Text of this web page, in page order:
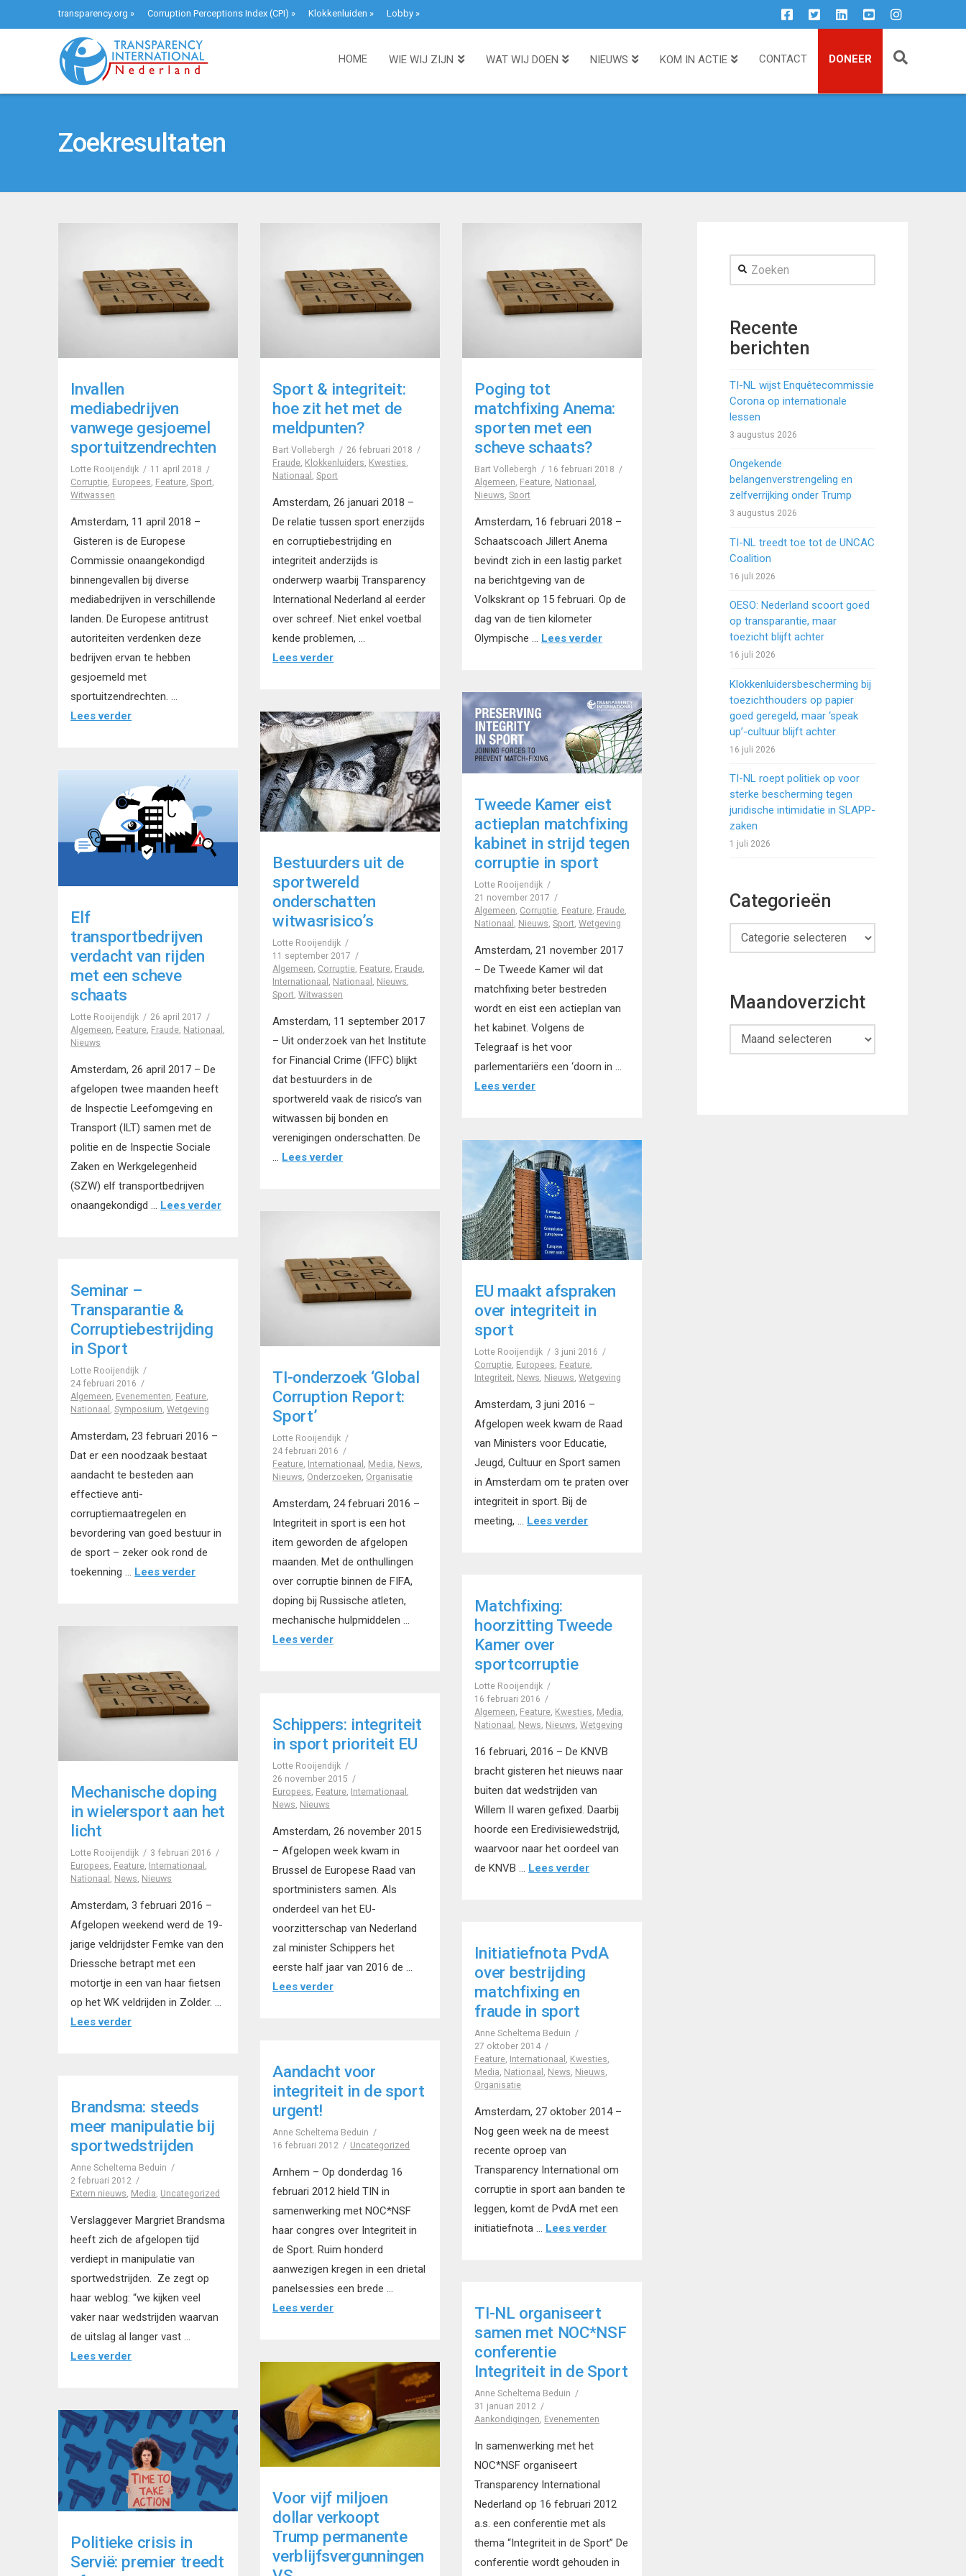
transparency.org » Corruption Perceptions Index (CPI) » Klokkenluiden » Lobby»
HOME WIE WIJ ZIJN WAT WIJ DOEN NIEUWS KOM IN ACTIE CONTACT DONEER
Zoekresultaten
Invallen
mediabedrijven
vanwege gesjoemel
sportuitzendrechten
Lotte Rooijendijk
11 april 2018
Corruptie, Europees, Feature,Sport,
Witwassen
Amsterdam, 11 april 2018 –
Gisteren is de Europese
Commissie onaangekondigd
binnengevallen bij diverse
mediabedrijven in verschillende
landen. De Europese antitrust
autoriteiten verdenken deze
bedrijven ervan te hebben
gesjoemeld met
sportuitzendrechten. …
Lees verder
Sport & integriteit:
hoe zit het met de
meldpunten?
Bart Vollebergh
26 februari 2018
Fraude, Klokkenluiders, Kwesties,
Nationaal ,Sport
Amsterdam, 26 januari 2018 –
De relatie tussen sport enerzijds
en corruptiebestrijding en
integriteit anderzijds is
onderwerp waarbij Transparency
International Nederland al eerder
over schreef. Niet enkel voetbal
kende problemen, …
Lees verder
Poging tot
matchfixing Anema:
sporten met een
scheve schaats?
Bart Vollebergh
16 februari 2018
Algemeen, Feature, Nationaal ,
Nieuws,Sport
Amsterdam, 16 februari 2018 –
Schaatscoach Jillert Anema
bevindt zich in een lastig parket
na berichtgeving van de
Volkskrant op 15 februari. Op de
dag van de tien kilometer
Olympische … Lees verder
Tweede Kamer eist
actieplan matchfixing
kabinet in strijd tegen
corruptie in sport
Lotte Rooijendijk
21 november 2017
Algemeen, Corruptie, Feature, Fraude,
Nationaal , Nieuws,Sport,Wetgeving
Amsterdam, 21 november 2017
– De Tweede Kamer wil dat
matchfixing beter bestreden
wordt en eist een actieplan van
het kabinet. Volgens de
Telegraaf is het voor
parlementariërs een ‘doorn in …
Lees verder
Bestuurders uit de
sportwereld
onderschatten
witwasrisico’s
Lotte Rooijendijk
11 september 2017
Algemeen, Corruptie, Feature, Fraude,
Internationaal , Nationaal , Nieuws,
Sport,Witwassen
Amsterdam, 11 september 2017
– Uit onderzoek van het Institute
for Financial Crime (IFFC) blijkt
dat bestuurders in de
sportwereld vaak de risico’s van
witwassen bij bonden en
verenigingen onderschatten. De
… Lees verder
Elf
transportbedrijven
verdacht van rijden
met een scheve
schaats
Lotte Rooijendijk
26 april 2017
Algemeen, Feature, Fraude, Nationaal ,
Nieuws
Amsterdam, 26 april 2017 – De
afgelopen twee maanden heeft
de Inspectie Leefomgeving en
Transport (ILT) samen met de
politie en de Inspectie Sociale
Zaken en Werkgelegenheid
(SZW) elf transportbedrijven
onaangekondigd … Lees verder
EU maakt afspraken
over integriteit in
sport
Lotte Rooijendijk
3 juni 2016
Corruptie, Europees, Feature,
Integriteit, News, Nieuws,Wetgeving
Amsterdam, 3 juni 2016 –
Afgelopen week kwam de Raad
van Ministers voor Educatie,
Jeugd, Cultuur en Sport samen
in Amsterdam om te praten over
integriteit in sport. Bij de
meeting, … Lees verder
TI-onderzoek ‘Global
Corruption Report:
Sport’
Lotte Rooijendijk
24 februari 2016
Feature, Internationaal , Media, News,
Nieuws, Onderzoeken, Organisatie
Amsterdam, 24 februari 2016 –
Integriteit in sport is een hot
item geworden de afgelopen
maanden. Met de onthullingen
over corruptie binnen de FIFA,
doping bij Russische atleten,
mechanische hulpmiddelen …
Lees verder
Seminar –
Transparantie &
Corruptiebestrijding
in Sport
Lotte Rooijendijk
24 februari 2016
Algemeen, Evenementen, Feature,
Nationaal ,Symposium,Wetgeving
Amsterdam, 23 februari 2016 –
Dat er een noodzaak bestaat
aandacht te besteden aan
effectieve anti-
corruptiemaatregelen en
bevordering van goed bestuur in
de sport – zeker ook rond de
toekenning … Lees verder
Matchfixing:
hoorzitting Tweede
Kamer over
sportcorruptie
Lotte Rooijendijk
16 februari 2016
Algemeen, Feature, Kwesties, Media,
Nationaal , News, Nieuws,Wetgeving
16 februari, 2016 – De KNVB
bracht gisteren het nieuws naar
buiten dat wedstrijden van
Willem II waren gefixed. Daarbij
hoorde een Eredivisiewedstrijd,
waarvoor naar het oordeel van
de KNVB … Lees verder
Mechanische doping
in wielersport aan het
licht
Lotte Rooijendijk
3 februari 2016
Europees, Feature, Internationaal ,
Nationaal , News, Nieuws
Amsterdam, 3 februari 2016 –
Afgelopen weekend werd de 19-
jarige veldrijdster Femke van den
Driessche betrapt met een
motortje in een van haar fietsen
op het WK veldrijden in Zolder. …
Lees verder
Schippers: integriteit
in sport prioriteit EU
Lotte Rooijendijk
26 november 2015
Europees, Feature, Internationaal ,
News, Nieuws
Amsterdam, 26 november 2015
– Afgelopen week kwam in
Brussel de Europese Raad van
sportministers samen. Als
onderdeel van het EU-
voorzitterschap van Nederland
zal minister Schippers het
eerste half jaar van 2016 de …
Lees verder
Initiatiefnota PvdA
over bestrijding
matchfixing en
fraude in sport
Anne Scheltema Beduin
27 oktober 2014
Feature, Internationaal , Kwesties,
Media, Nationaal , News, Nieuws,
Organisatie
Amsterdam, 27 oktober 2014 –
Nog geen week na de meest
recente oproep van
Transparency International om
corruptie in sport aan banden te
leggen, komt de PvdA met een
initiatiefnota … Lees verder
Aandacht voor
integriteit in de sport
urgent!
Anne Scheltema Beduin
16 februari 2012
Uncategorized
Arnhem – Op donderdag 16
februari 2012 hield TIN in
samenwerking met NOC*NSF
haar congres over Integriteit in
de Sport. Ruim honderd
aanwezigen kregen in een drietal
panelsessies een brede …
Lees verder
Brandsma: steeds
meer manipulatie bij
sportwedstrijden
Anne Scheltema Beduin
2 februari 2012
Extern nieuws, Media, Uncategorized
Verslaggever Margriet Brandsma
heeft zich de afgelopen tijd
verdiept in manipulatie van
sportwedstrijden. Ze zegt op
haar weblog: “we kijken veel
vaker naar wedstrijden waarvan
de uitslag al langer vast …
Lees verder
TI-NL organiseert
samen met NOC*NSF
conferentie
Integriteit in de Sport
Anne Scheltema Beduin
31 januari 2012
Aankondigingen, Evenementen
In samenwerking met het
NOC*NSF organiseert
Transparency International
Nederland op 16 februari 2012
a.s. een conferentie met als
thema “Integriteit in de Sport” De
conferentie wordt gehouden in
Voor vijf miljoen
dollar verkoopt
Trump permanente
verblijfsvergunningen
Politieke crisis in
Servië: premier treedt
Zoeken
Recente
berichten
TI-NL wijst Enquêtecommissie
Corona op internationale
lessen
3 augustus 2026
Ongekende
belangenverstrengeling en
zelfverrijking onder Trump
3 augustus 2026
TI-NL treedt toe tot de UNCAC
Coalition
16 juli 2026
OESO: Nederland scoort goed
op transparantie, maar
toezicht blijft achter
16 juli 2026
Klokkenluidersbescherming bij
toezichthouders op papier
goed geregeld, maar ‘speak
up’-cultuur blijft achter
16 juli 2026
TI-NL roept politiek op voor
sterke bescherming tegen
juridische intimidatie in SLAPP-
zaken
1 juli 2026
Categorieën
Categorieën
Maandoverzicht
Maandoverzicht